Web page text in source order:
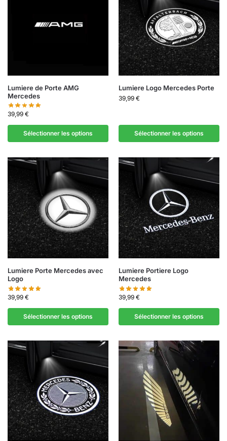
Lumiere de Porte AMG
Mercedes
39,99 €
Sélectionner les options
Lumiere Logo Mercedes Porte
39,99 €
Sélectionner les options
Lumiere Porte Mercedes avec
Logo
39,99 €
Sélectionner les options
Lumiere Portiere Logo
Mercedes
39,99 €
Sélectionner les options